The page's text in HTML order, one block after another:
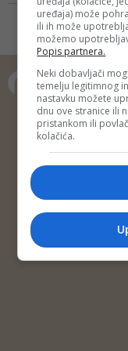
Impressum
uređaja) može
ili ih može
možemo
Popis partnera.
Neki dobavljači
temelju legitimnog
nastavku možete
dnu ove stranice ili
pristankom ili
kolačića.